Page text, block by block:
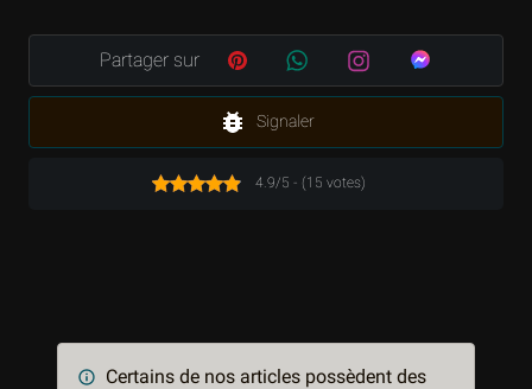
Partager sur
Signaler
4.9/5 - (15 votes)
Certains de nos articles possèdent des